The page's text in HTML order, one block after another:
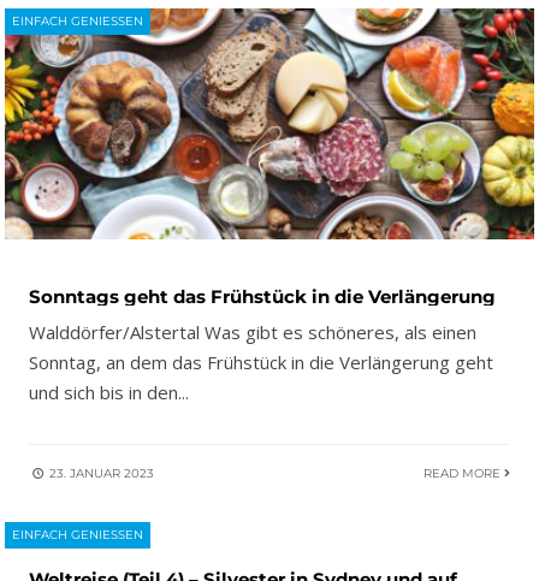
EINFACH GENIESSEN
Sonntags geht das Frühstück in die Verlängerung
Walddörfer/Alstertal Was gibt es schöneres, als einen
Sonntag, an dem das Frühstück in die Verlängerung geht
und sich bis in den...
23. JANUAR 2023 READ MORE
EINFACH GENIESSEN